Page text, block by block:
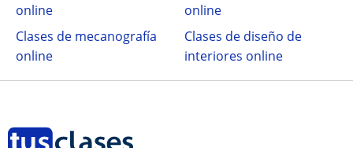
online
online
Clases de mecanografía
online
Clases de diseño de
interiores online